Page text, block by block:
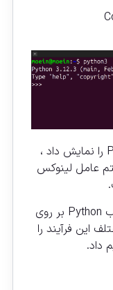
اگر به شما نسخه نصب شده Python را نمایش داد ،
عامل لینوکس
حال در ادامه این مقاله، به نحوه نصب Python بر روی
این فرآیند را
داد.